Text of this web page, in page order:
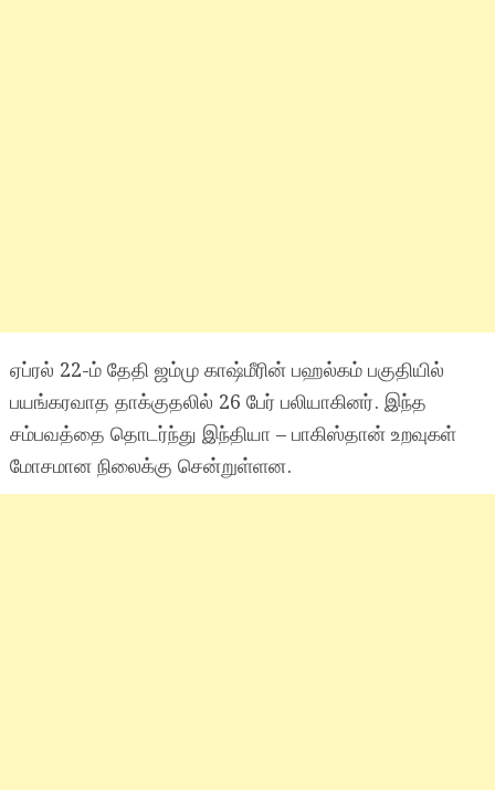
ஏப்ரல் 22-ம் தேதி ஜம்மு காஷ்மீரின் பஹல்‌கம் பகுதியில்
பயங்கரவாத தாக்குதலில் 26 பேர் பலியாகினர். இந்த
சம்பவத்தை தொடர்ந்து இந்தியா – பாகிஸ்தான் உறவுகள்
மோசமான நிலைக்கு சென்றுள்ளன.